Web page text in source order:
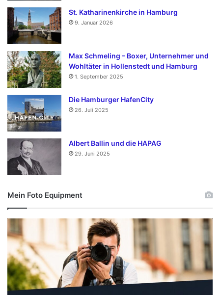
St. Katharinenkirche in Hamburg
9. Januar 2026
Max Schmeling – Boxer, Unternehmer und
Wohltäter in Hollenstedt und Hamburg
1. September 2025
Die Hamburger HafenCity
26. Juli 2025
Albert Ballin und die HAPAG
29. Juni 2025
Mein Foto Equipment